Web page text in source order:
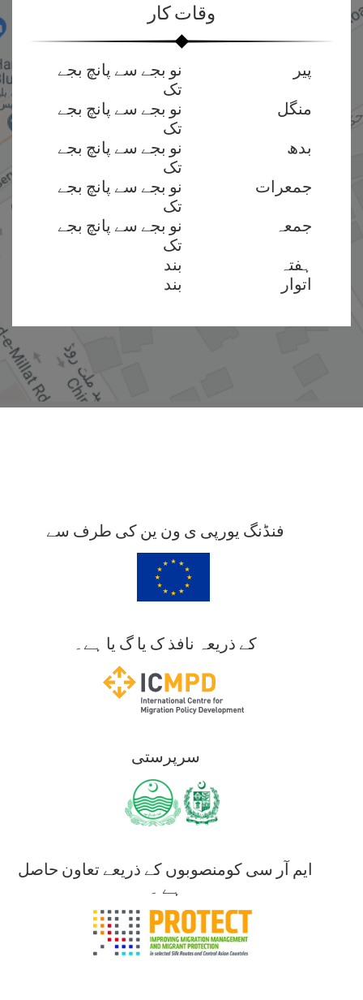
وقات کار
پیر
نو بجے سے پانچ بجے
تک
منگل
نو بجے سے پانچ بجے
تک
بدھ
نو بجے سے پانچ بجے
تک
جمعرات
نو بجے سے پانچ بجے
تک
جمعہ
نو بجے سے پانچ بجے
تک
ہفتہ
بند
اتوار
بند
فنڈنگ یورپی ی ون ین کی طرف سے
کے ذریعہ نافذ ک یا گ یا ہے۔
سرپرستی
ایم آر سی کومنصوبوں کے ذریعے تعاون حاصل
ہے ۔